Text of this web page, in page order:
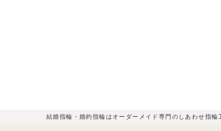
結婚指輪・婚約指輪はオーダーメイド専門のしあわせ指輪